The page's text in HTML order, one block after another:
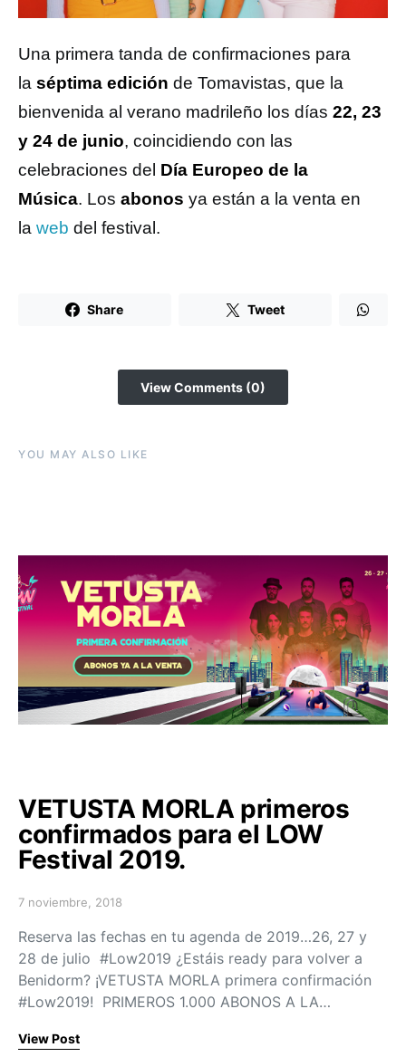
Una primera tanda de confirmaciones para
la séptima edición de Tomavistas, que la
bienvenida al verano madrileño los días 22, 23
y 24 de junio, coincidiendo con las
celebraciones del Día Europeo de la
Música. Los abonos ya están a la venta en
la web del festival.
Share Tweet
View Comments (0)
YOU MAY ALSO LIKE
VETUSTA MORLA primeros
confirmados para el LOW
Festival 2019.
Posted on
7 noviembre, 2018
Reserva las fechas en tu agenda de 2019…26, 27 y
28 de julio #Low2019 ¿Estáis ready para volver a
Benidorm? ¡VETUSTA MORLA primera confirmación
#Low2019! PRIMEROS 1.000 ABONOS A LA…
View Post